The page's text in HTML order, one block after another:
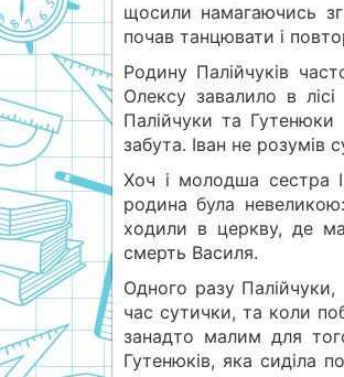
щосили намагаючись
почав танцювати і
Родину Палійчуків
Олексу завалило в
Палійчуки та
забута. Іван не розумів
Хоч і молодша сестра
родина була
ходили в церкву, де
смерть Василя.
Одного разу
час сутички, та коли
занадто малим для
Гутенюків, яка сиділа